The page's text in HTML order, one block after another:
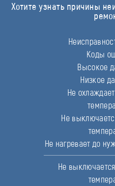
Хотите узнать причины
Коды
Высокое
Низкое
Не
Не
Не нагревает до
Не